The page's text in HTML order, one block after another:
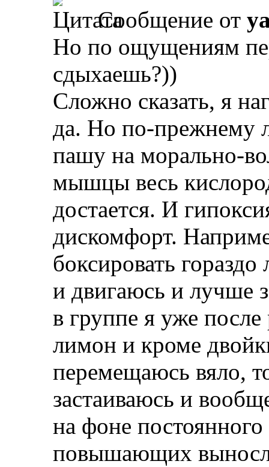
Сообщение от
Но по ощущениям
сдыхаешь?))
Сложно сказать, я
да. Но по-прежнему
пашу на морально-
мышцы весь
достается. И
дискомфорт.
боксировать
и двигаюсь и лучше
в группе я уже
лимон и кроме
перемещаюсь вяло,
застаиваюсь и
на фоне
повышающих